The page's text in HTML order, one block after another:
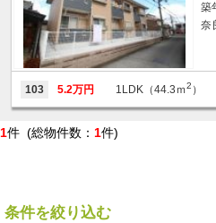
築
奈
103 5.2万円 1LDK（44.3ｍ2 ）
1件 (総物件数： 1件)
条件を絞り込む